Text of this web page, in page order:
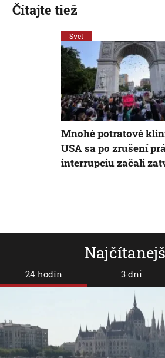
24 hodín 3 dni
Čítajte tiež
Svet
Mnohé potratové
USA sa po zrušení
interrupciu začali